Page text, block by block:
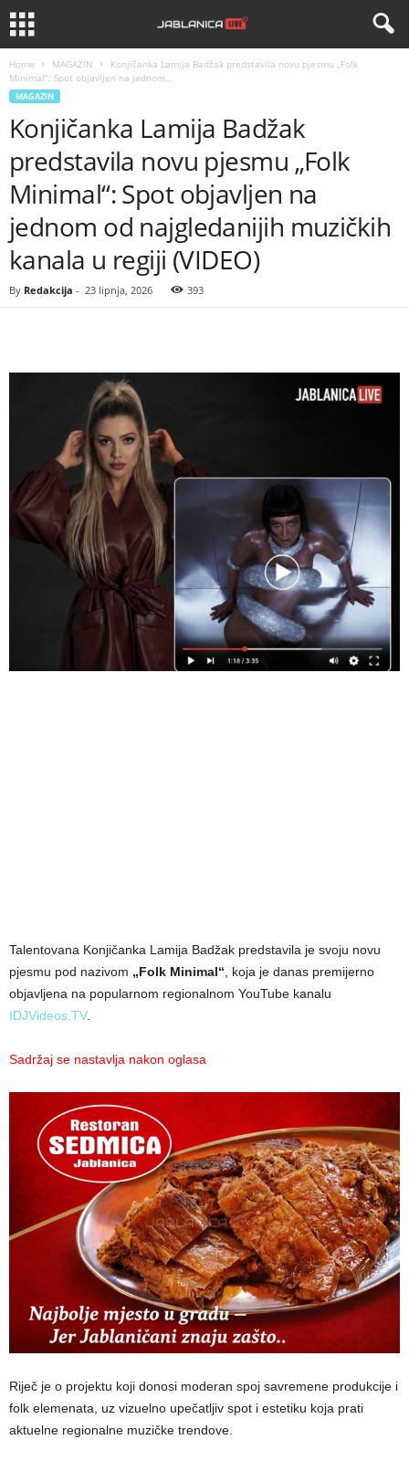
Home MAGAZIN
Konjičanka Lamija Badžak predstavila novu pjesmu „Folk
Minimal“: Spot objavljen na jednom...
MAGAZIN
Konjičanka Lamija Badžak
predstavila novu pjesmu „Folk
Minimal“: Spot objavljen na
jednom od najgledanijih muzičkih
kanala u regiji (VIDEO)
By Redakcija - 23 lipnja, 2026 393
Talentovana Konjičanka Lamija Badžak predstavila je svoju novu
pjesmu pod nazivom „Folk Minimal“, koja je danas premijerno
objavljena na popularnom regionalnom YouTube kanalu
IDJVideos.TV.
Sadržaj se nastavlja nakon oglasa
Riječ je o projektu koji donosi moderan spoj savremene produkcije i
folk elemenata, uz vizuelno upečatljiv spot i estetiku koja prati
aktuelne regionalne muzičke trendove.